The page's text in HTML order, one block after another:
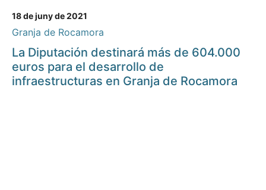
18 de juny de 2021
Granja de Rocamora
La Diputación destinará más de 604.000
euros para el desarrollo de
infraestructuras en Granja de Rocamora